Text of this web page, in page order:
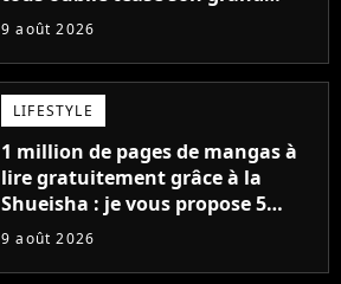
retour
9 août 2026
LIFESTYLE
1 million de pages de mangas à
lire gratuitement grâce à la
Shueisha : je vous propose 5
mangas jamais sortis en France
9 août 2026